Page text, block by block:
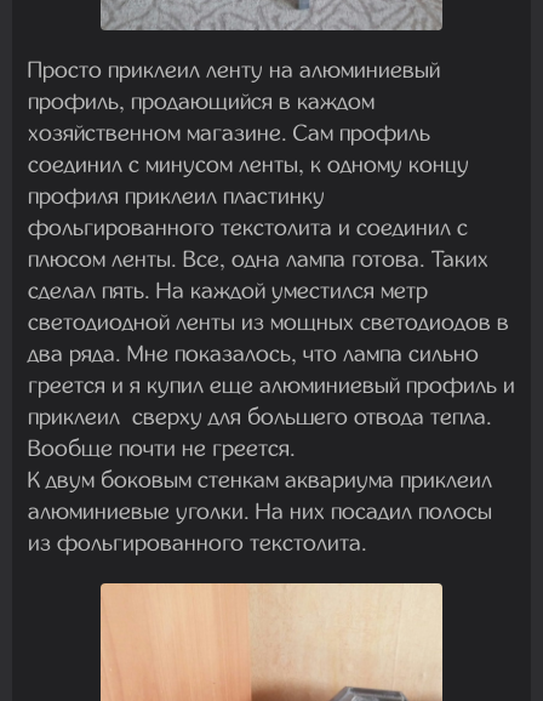
Просто приклеил ленту на алюминиевый
профиль, продающийся в каждом
хозяйственном магазине. Сам профиль
соединил с минусом ленты, к одному концу
профиля приклеил пластинку
фольгированного текстолита и соединил с
плюсом ленты. Все, одна лампа готова. Таких
сделал пять. На каждой уместился метр
светодиодной ленты из мощных светодиодов в
два ряда. Мне показалось, что лампа сильно
греется и я купил еще алюминиевый профиль и
приклеил сверху для большего отвода тепла.
Вообще почти не греется.
К двум боковым стенкам аквариума приклеил
алюминиевые уголки. На них посадил полосы
из фольгированного текстолита.